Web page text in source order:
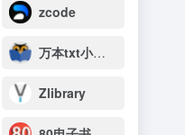
zcode
万本txt小说下载网
Zlibrary